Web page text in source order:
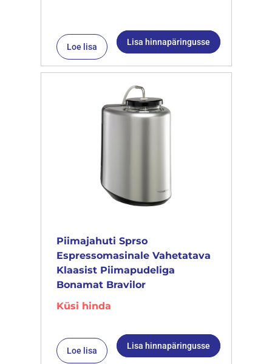
Loe lisa Lisa hinnapäringusse
Piimajahuti Sprso
Espressomasinale Vahetatava
Klaasist Piimapudeliga
Bonamat Bravilor
Küsi hinda
Loe lisa Lisa hinnapäringusse